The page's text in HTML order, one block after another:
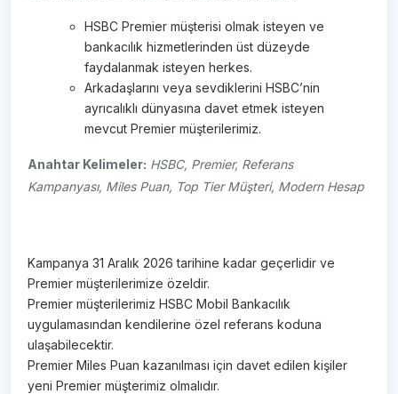
HSBC Premier müşterisi olmak isteyen ve
bankacılık hizmetlerinden üst düzeyde
faydalanmak isteyen herkes.
Arkadaşlarını veya sevdiklerini HSBC’nin
ayrıcalıklı dünyasına davet etmek isteyen
mevcut Premier müşterilerimiz.
Anahtar Kelimeler: HSBC, Premier, Referans
Kampanyası, Miles Puan, Top Tier Müşteri, Modern Hesap
Kampanya 31 Aralık 2026 tarihine kadar geçerlidir ve
Premier müşterilerimize özeldir.
Premier müşterilerimiz HSBC Mobil Bankacılık
uygulamasından kendilerine özel referans koduna
ulaşabilecektir.
Premier Miles Puan kazanılması için davet edilen kişiler
yeni Premier müşterimiz olmalıdır.